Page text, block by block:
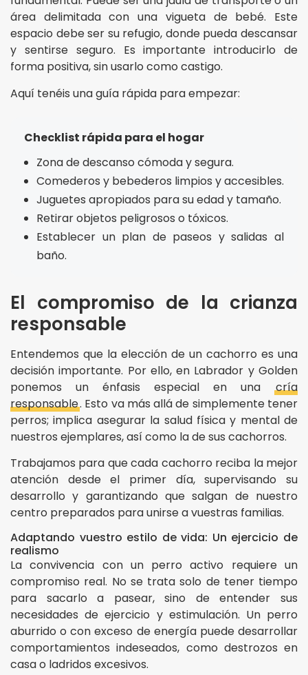
área delimitada con una vigueta de bebé. Este
espacio debe ser su refugio, donde pueda descansar
y sentirse seguro. Es importante introducirlo de
forma positiva, sin usarlo como castigo.
Aquí tenéis una guía rápida para empezar:
Checklist rápida para el hogar
Zona de descanso cómoda y segura.
Comederos y bebederos limpios y accesibles.
Juguetes apropiados para su edad y tamaño.
Retirar objetos peligrosos o tóxicos.
Establecer un plan de paseos y salidas al
baño.
El compromiso de la crianza
responsable
Entendemos que la elección de un cachorro es una
decisión importante. Por ello, en Labrador y Golden
ponemos un énfasis especial en unacría
responsable. Esto va más allá de simplemente tener
perros; implica asegurar la salud física y mental de
nuestros ejemplares, así como la de sus cachorros.
Trabajamos para que cada cachorro reciba la mejor
atención desde el primer día, supervisando su
desarrollo y garantizando que salgan de nuestro
centro preparados para unirse a vuestras familias.
Adaptando vuestro estilo de vida: Un ejercicio de
realismo
La convivencia con un perro activo requiere un
compromiso real. No se trata solo de tener tiempo
para sacarlo a pasear, sino de entender sus
necesidades de ejercicio y estimulación. Un perro
aburrido o con exceso de energía puede desarrollar
comportamientos indeseados, como destrozos en
casa o ladridos excesivos.